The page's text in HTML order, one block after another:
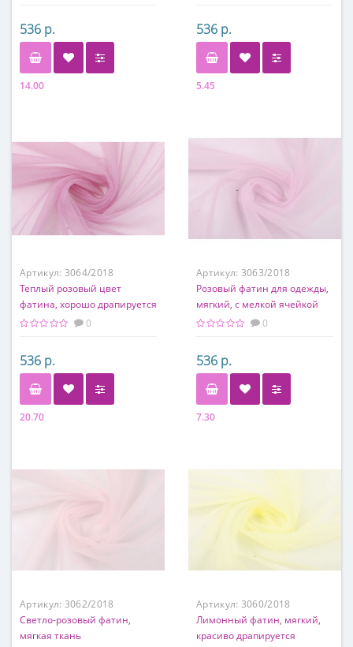
536 р.
14.00
536 р.
5.45
Артикул: 3064/2018
Теплый розовый цвет
фатина, хорошо драпируется
0
536 р.
20.70
Артикул: 3063/2018
Розовый фатин для одежды,
мягкий, с мелкой ячейкой
0
536 р.
7.30
Артикул: 3062/2018
Светло-розовый фатин,
мягкая ткань
Артикул: 3060/2018
Лимонный фатин, мягкий,
красиво драпируется